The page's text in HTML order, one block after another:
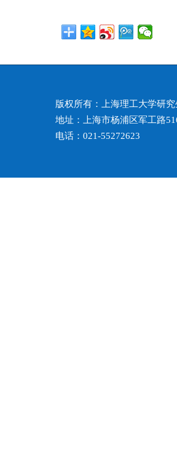
版权所有：上海理工大学研
地址：上海市杨浦区军工路
电话：021-55272623